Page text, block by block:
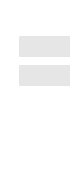
COLLECTIONS